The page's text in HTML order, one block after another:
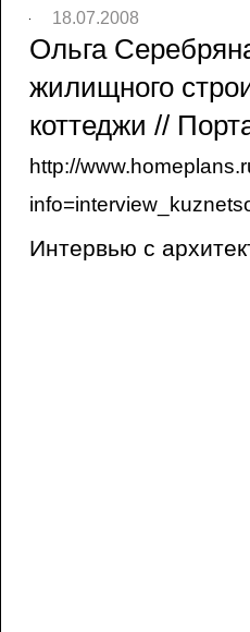
18.07.2008
Ольга
жилищного
коттеджи //
http://
Интервью с